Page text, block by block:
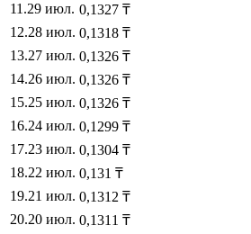
11 .29 июл. 0,1327 ₸
12.28 июл. 0,1318 ₸
13.27 июл. 0,1326 ₸
14.26 июл. 0,1326 ₸
15.25 июл. 0,1326 ₸
16.24 июл. 0,1299 ₸
17.23 июл. 0,1304 ₸
18.22 июл. 0,131 ₸
19.21 июл. 0,1312 ₸
20.20 июл. 0,1311 ₸